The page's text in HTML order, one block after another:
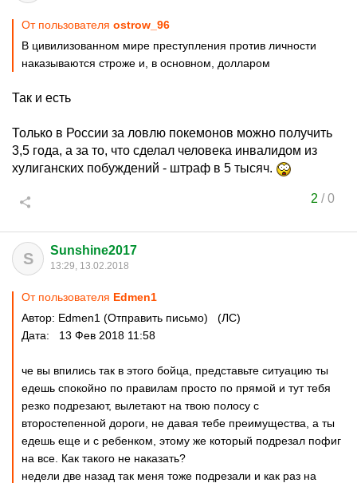
От пользователя ostrow_96
В цивилизованном мире преступления против личности
наказываются строже и, в основном, долларом
Так и есть
Только в России за ловлю покемонов можно получить
3,5 года, а за то, что сделал человека инвалидом из
хулиганских побуждений - штраф в 5 тысяч.
2 /0
S Sunshine2017
13:29, 13.02.2018
От пользователя Edmen1
Автор: Edmen1 (Отправить письмо) (ЛС)
Дата: 13 Фев 2018 11:58
че вы впились так в этого бойца, представьте ситуацию ты
едешь спокойно по правилам просто по прямой и тут тебя
резко подрезают, вылетают на твою полосу с
второстепенной дороги, не давая тебе преимущества, а ты
едешь еще и с ребенком, этому же который подрезал пофиг
на все. Как такого не наказать?
недели две назад так меня тоже подрезали и как раз на